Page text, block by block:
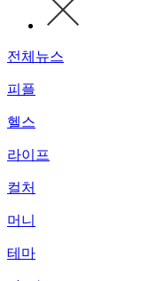
전체뉴스
피플
헬스
라이프
컬처
머니
테마